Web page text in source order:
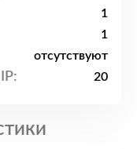
1
1
отсутствуют
20